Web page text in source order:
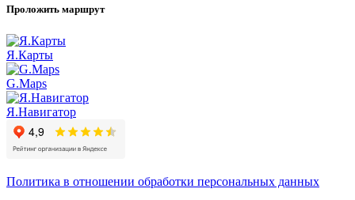
Проложить маршрут
Я.Карты
G.Maps
Я.Навигатор
Политика в отношении обработки персональных данных